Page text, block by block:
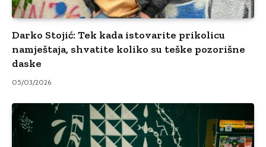
Darko Stojić: Tek kada istovarite prikolicu
namještaja, shvatite koliko su teške pozorišne
daske
05/03/2026